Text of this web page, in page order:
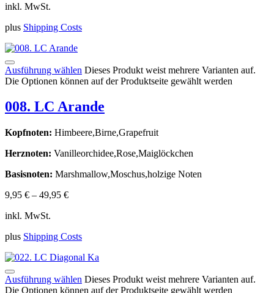
inkl. MwSt.
plus Shipping Costs
Ausführung wählen Dieses Produkt weist mehrere Varianten auf.
Die Optionen können auf der Produktseite gewählt werden
008. LC Arande
Kopfnoten: Himbeere,Birne,Grapefruit
Herznoten: Vanilleorchidee,Rose,Maiglöckchen
Basisnoten: Marshmallow,Moschus,holzige Noten
9,95 € – 49,95 €
inkl. MwSt.
plus Shipping Costs
Ausführung wählen Dieses Produkt weist mehrere Varianten auf.
Die Optionen können auf der Produktseite gewählt werden